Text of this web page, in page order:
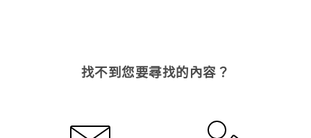
找不到您要尋找的內容？